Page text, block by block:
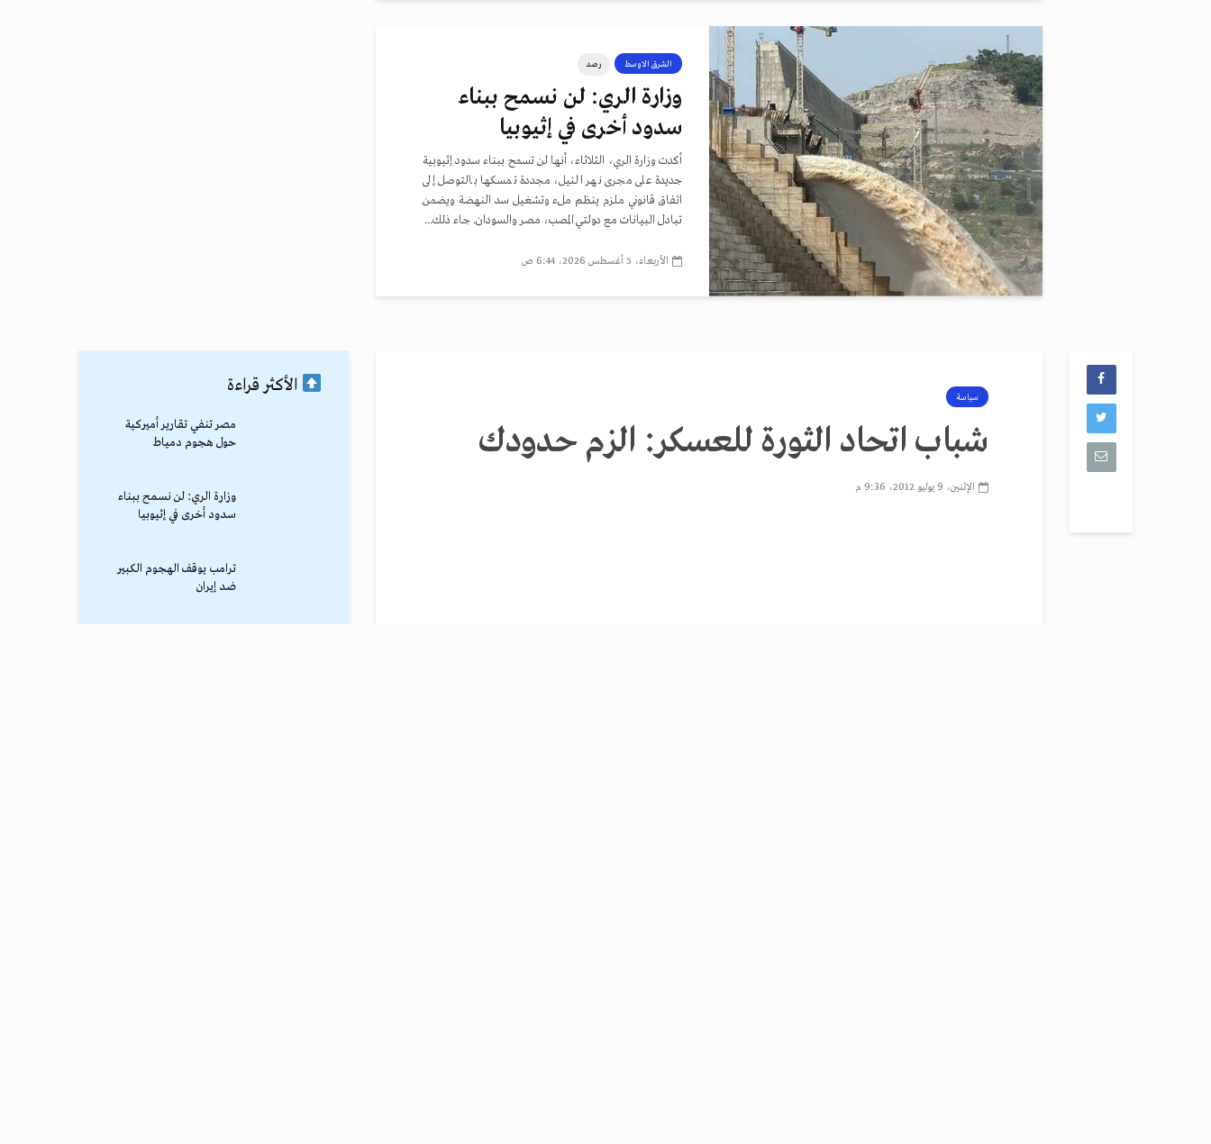
الشرق الاوسط رصد
وزارة الري: لن نسمح ببناء
سدود أخرى في إثيوبيا
أكدت وزارة الري، الثلاثاء، أنها لن تسمح ببناء سدود إثيوبية
جديدة على مجرى نهر النيل، مجددة تمسكها بالتوصل إلى
اتفاق قانوني ملزم ينظم ملء وتشغيل سد النهضة ويضمن
تبادل البيانات مع دولتي المصب، مصر والسودان. جاء ذلك...
الأربعاء، 5 أغسطس 2026، 6:44 ص
سياسة
شباب اتحاد الثورة للعسكر: الزم حدودك
الإثنين، 9 يوليو 2012، 9:36 م
الأكثر قراءة
مصر تنفي تقارير أميركية
حول هجوم دمياط
وزارة الري: لن نسمح ببناء
سدود أخرى في إثيوبيا
ترامب يوقف الهجوم الكبير
ضد إيران